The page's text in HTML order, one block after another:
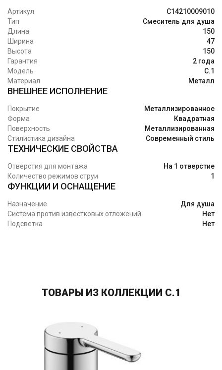
Артикул
C14210009010
Тип
Смеситель для душа
Длина
150
Ширина
47
Высота
150
Гарантия
2 года
Модель
C.1
Материал
Металл
ВНЕШНЕЕ ИСПОЛНЕНИЕ
Покрытие
Металлизированное
Форма
Квадратная
Поверхность
Металлизированная
Стилистика дизайна
Современный стиль
ТЕХНИЧЕСКИЕ СВОЙСТВА
Отверстия для монтажа
На 1 отверстие
Количество режимов струи
1
ФУНКЦИИ И ОСНАЩЕНИЕ
Назначение
Для душа
Система против известковых отложений
Нет
Подсветка
Нет
ТОВАРЫ ИЗ КОЛЛЕКЦИИ C.1